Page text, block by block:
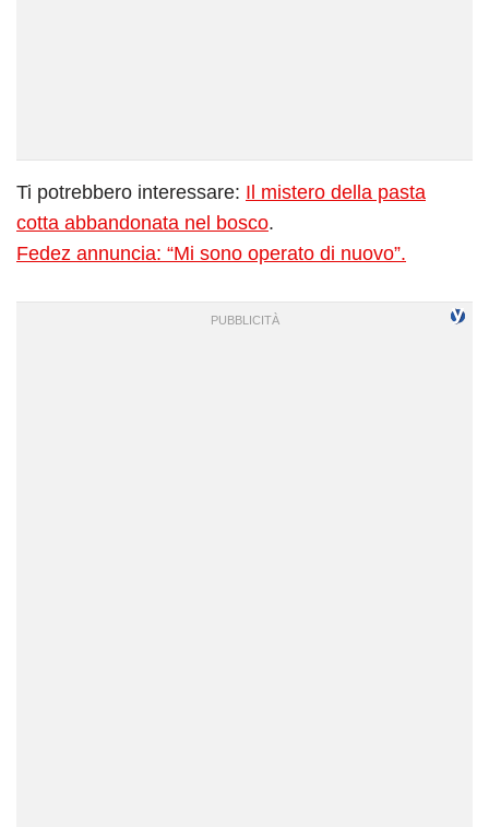
Ti potrebbero interessare: Il mistero della pasta
cotta abbandonata nel bosco.
Fedez annuncia: “Mi sono operato di nuovo”.